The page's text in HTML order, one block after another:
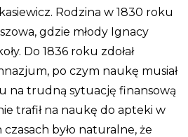
Rodzina w 1830 roku
gdzie młody Ignacy
Do 1836 roku zdołał
po czym naukę musiał
na trudną sytuację finansową
trafił na naukę do apteki w
było naturalne, że